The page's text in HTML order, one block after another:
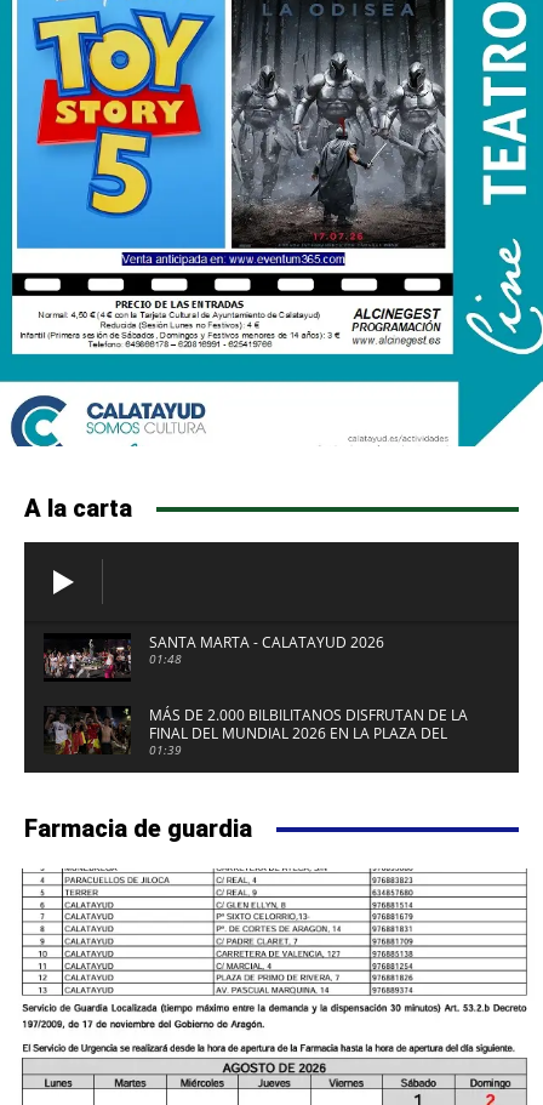
A la carta
SANTA MARTA - CALATAYUD 2026
01:48
MÁS DE 2.000 BILBILITANOS DISFRUTAN DE LA
FINAL DEL MUNDIAL 2026 EN LA PLAZA DEL
FUERTE DE CALATAYUD
01:39
Farmacia de guardia